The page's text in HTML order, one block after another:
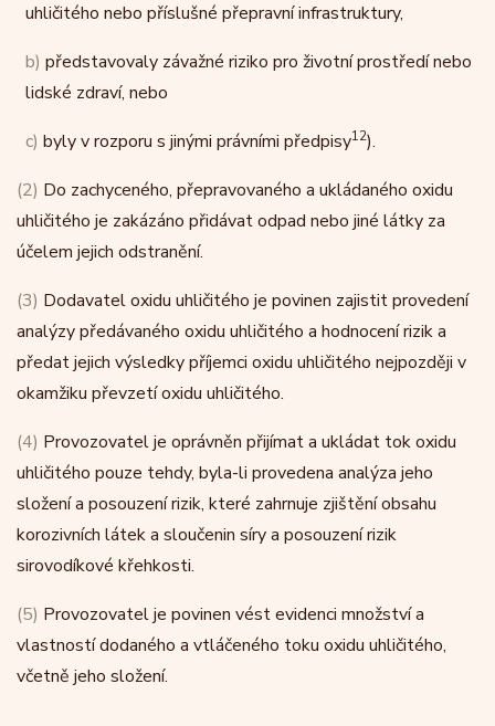
uhličitého nebo příslušné přepravní infrastruktury,
b) představovaly závažné riziko pro životní prostředí nebo
lidské zdraví, nebo
c) byly v rozporu s jinými právními předpisy12).
(2) Do zachyceného, přepravovaného a ukládaného oxidu
uhličitého je zakázáno přidávat odpad nebo jiné látky za
účelem jejich odstranění.
(3) Dodavatel oxidu uhličitého je povinen zajistit provedení
analýzy předávaného oxidu uhličitého a hodnocení rizik a
předat jejich výsledky příjemci oxidu uhličitého nejpozději v
okamžiku převzetí oxidu uhličitého.
(4) Provozovatel je oprávněn přijímat a ukládat tok oxidu
uhličitého pouze tehdy, byla-li provedena analýza jeho
složení a posouzení rizik, které zahrnuje zjištění obsahu
korozivních látek a sloučenin síry a posouzení rizik
sirovodíkové křehkosti.
(5) Provozovatel je povinen vést evidenci množství a
vlastností dodaného a vtláčeného toku oxidu uhličitého,
včetně jeho složení.